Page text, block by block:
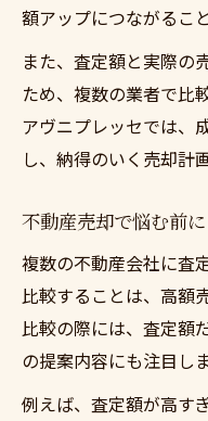
額アップにつながるこ
また、査定額と実際の
ため、複数の業者で比
アヴニプレッセでは、
し、納得のいく売却計
不動産売却で悩む前
複数の不動産会社に査
比較することは、高額
比較の際には、査定額
の提案内容にも注目し
例えば、査定額が高す